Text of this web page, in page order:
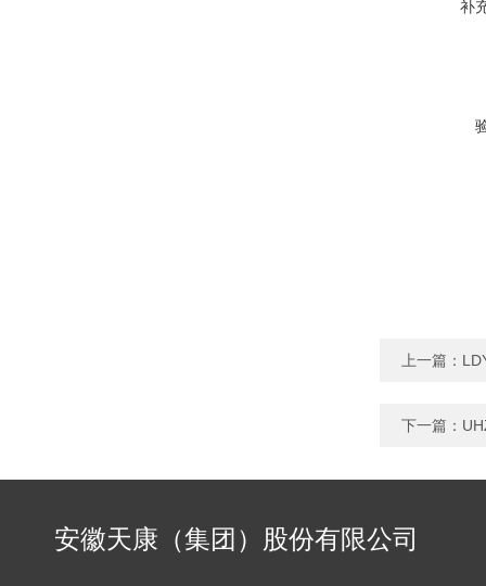
补
上一篇：
下一篇：
安徽天康（集团）股份有限公司